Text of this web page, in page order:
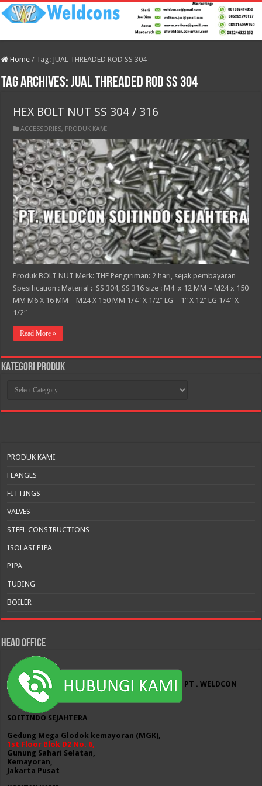
Home / Tag: JUAL THREADED ROD SS 304
Tag Archives:JUAL THREADED ROD SS 304
HEX BOLT NUT SS 304 / 316
ACCESSORIES, PRODUK KAMI
Produk BOLT NUT Merk: THE Pengiriman: 2 hari, sejak pembayaran
Spesification : Material : SS 304, SS 316 size : M4 x 12 MM – M24 x 150
MM M6 X 16 MM – M24 X 150 MM 1/4″ X 1/2″ LG – 1″ X 12″ LG 1/4″ X
1/2″ …
Read More »
KATEGORI PRODUK
PRODUK
PRODUK KAMI
FLANGES
FITTINGS
VALVES
STEEL CONSTRUCTIONS
ISOLASI PIPA
PIPA
TUBING
BOILER
HEAD OFFICE
PT . WELDCON
SOITINDO SEJAHTERA
Gedung Mega Glodok kemayoran (MGK),
1st Floor Blok D2 No. 6,
Gunung Sahari Selatan,
Kemayoran,
Jakarta Pusat